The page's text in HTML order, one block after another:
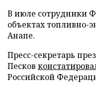
В июле сотрудники
объектах топливно-
Анапе.
Пресс-секретарь
Песков
Российской